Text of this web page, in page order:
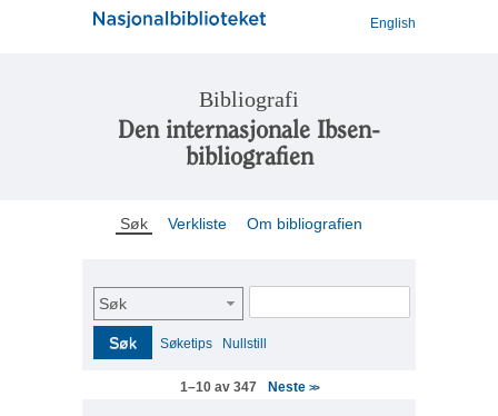
English
Bibliografi
Den internasjonale Ibsen-
bibliografien
Søk Verkliste Om bibliografien
Søk
Søk Søketips Nullstill
1–10 av 347 Neste >>